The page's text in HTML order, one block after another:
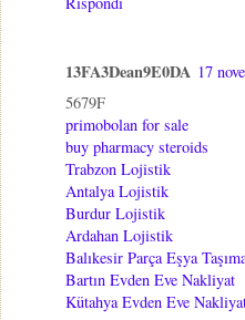
13FA3Dean9E0DA 17
5679F
primobolan for sale
buy pharmacy steroids
Trabzon Lojistik
Antalya Lojistik
Burdur Lojistik
Ardahan Lojistik
Balıkesir Parça Eşya
Bartın Evden Eve Nakliyat
Kütahya Evden Eve